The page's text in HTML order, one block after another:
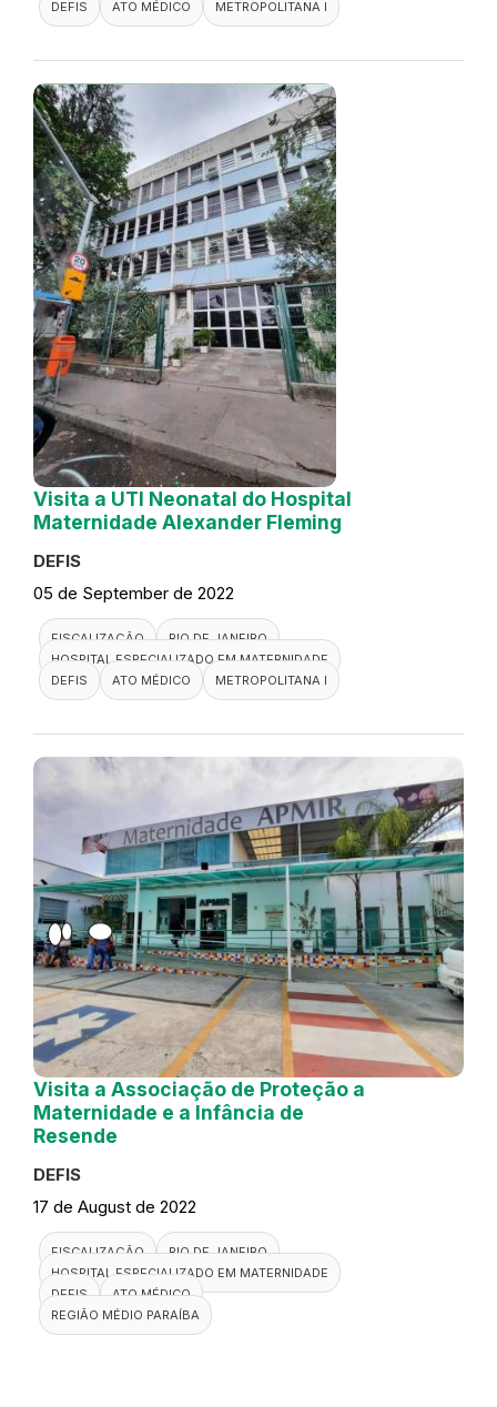
DEFIS
ATO MÉDICO METROPOLITANA I
Visita a UTI Neonatal do Hospital
Maternidade Alexander Fleming
DEFIS
05 de September de 2022
FISCALIZAÇÃO
RIO DE JANEIRO
HOSPITAL ESPECIALIZADO EM MATERNIDADE
DEFIS
ATO MÉDICO METROPOLITANA I
Visita a Associação de Proteção a
Maternidade e a Infância de
Resende
DEFIS
17 de August de 2022
FISCALIZAÇÃO
RIO DE JANEIRO
HOSPITAL ESPECIALIZADO EM MATERNIDADE
DEFIS
ATO MÉDICO
REGIÃO MÉDIO PARAÍBA